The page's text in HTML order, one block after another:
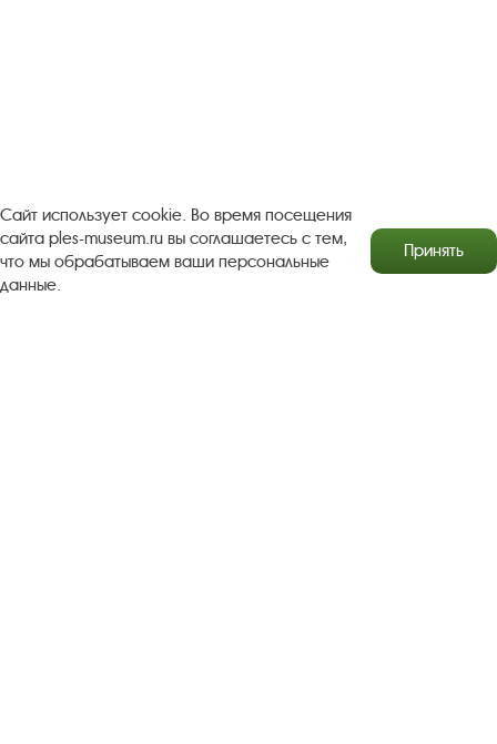
Антикоррупционная деятельность
Сайт использует cookie. Во время посещения
сайта ples-museum.ru вы соглашаетесь с тем,
что мы обрабатываем ваши персональные
данные.
Принять